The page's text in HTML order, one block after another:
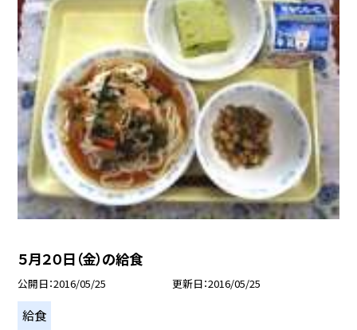
５月２０日（金）の給食
公開日 2016/05/25 更新日 2016/05/25
給食